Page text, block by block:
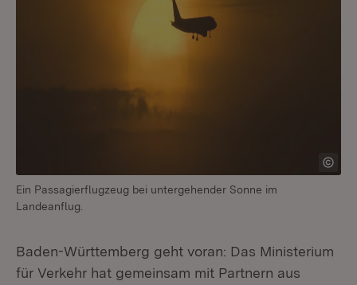
Ein Passagierflugzeug bei untergehender Sonne im
Landeanflug.
Baden-Württemberg geht voran: Das Ministerium
für Verkehr hat gemeinsam mit Partnern aus